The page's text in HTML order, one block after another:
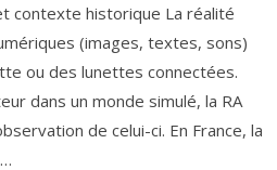
contexte historique La réalité
(images, textes, sons)
ou des lunettes connectées.
dans un monde simulé, la RA
de celui-ci. En France, la